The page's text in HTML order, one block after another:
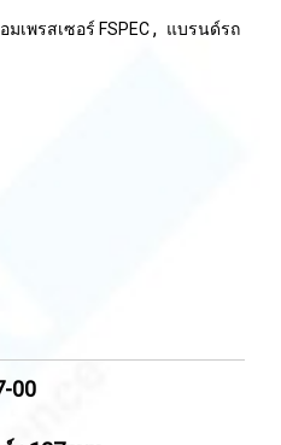
มเพรสเซอร์ FSPEC, แบรนด์รถ
00